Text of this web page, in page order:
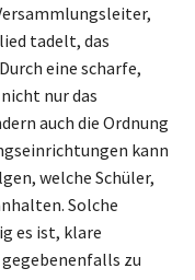
tadelt, das
eine scharfe,
nur das
auch die Ordnung
kann
welche Schüler,
Solche
es ist, klare
zu